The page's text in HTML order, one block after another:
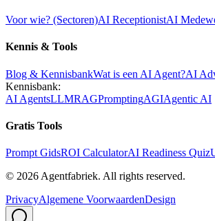
Voor wie? (Sectoren)AI ReceptionistAI
Kennis & Tools
Blog & KennisbankWat is een AI Agent?AI
Kennisbank:
AI AgentsLLMRAGPromptingAGIAgentic AI
Gratis Tools
Prompt GidsROI CalculatorAI Readiness Quiz
© 2026 Agentfabriek. All rights reserved.
PrivacyAlgemene VoorwaardenDesign